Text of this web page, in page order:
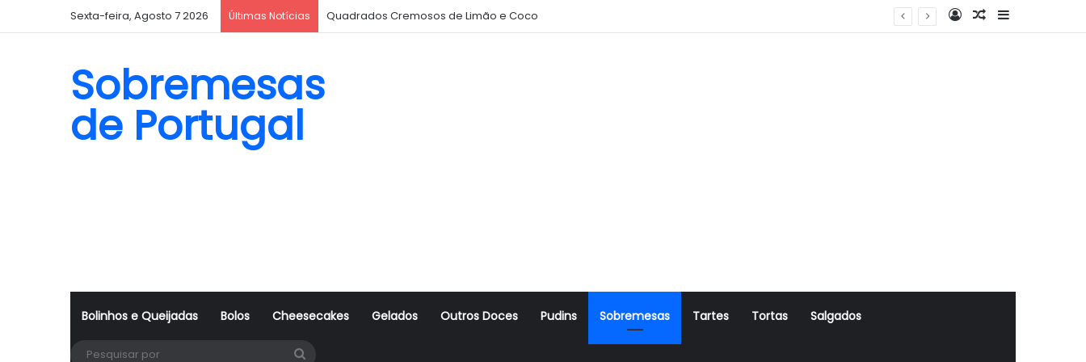
Sexta-feira, Agosto 7 2026 Últimas Notícias Quadrados Cremosos de Limão e Coco Log InArtigo Aleatório
Sidebar
Sobremesas
de Portugal
Bolinhos e Queijadas Bolos Cheesecakes Gelados Outros Doces Pudins Sobremesas Tartes Tortas Salgados